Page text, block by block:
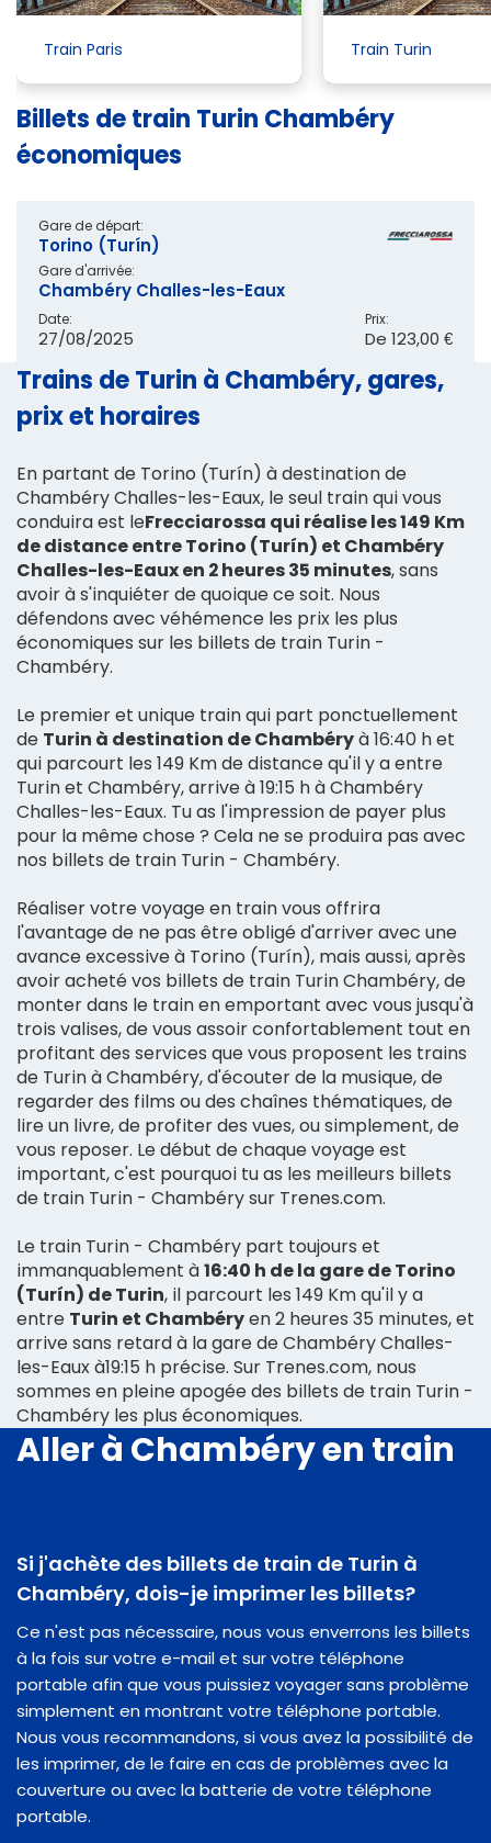
Train Paris Train Turin
Billets de train Turin Chambéry
économiques
Gare de départ:
Torino (Turín)
Gare d'arrivée:
Chambéry Challes-les-Eaux
Date:
27/08/2025
Prix:
De 123,00 €
Trains de Turin à Chambéry, gares,
prix et horaires
En partant de Torino (Turín) à destination de
Chambéry Challes-les-Eaux, le seul train qui vous
conduira est leFrecciarossa qui réalise les 149 Km
de distance entre Torino (Turín) et Chambéry
Challes-les-Eaux en 2 heures 35 minutes, sans
avoir à s'inquiéter de quoique ce soit. Nous
défendons avec véhémence les prix les plus
économiques sur les billets de train Turin -
Chambéry.
Le premier et unique train qui part ponctuellement
de Turin à destination de Chambéryà 16:40 h et
qui parcourt les 149 Km de distance qu'il y a entre
Turin et Chambéry, arrive à 19:15 h à Chambéry
Challes-les-Eaux. Tu as l'impression de payer plus
pour la même chose ? Cela ne se produira pas avec
nos billets de train Turin - Chambéry.
Réaliser votre voyage en train vous offrira
l'avantage de ne pas être obligé d'arriver avec une
avance excessive à Torino (Turín), mais aussi, après
avoir acheté vos billets de train Turin Chambéry, de
monter dans le train en emportant avec vous jusqu'à
trois valises, de vous assoir confortablement tout en
profitant des services que vous proposent les trains
de Turin à Chambéry, d'écouter de la musique, de
regarder des films ou des chaînes thématiques, de
lire un livre, de profiter des vues, ou simplement, de
vous reposer. Le début de chaque voyage est
important, c'est pourquoi tu as les meilleurs billets
de train Turin - Chambéry sur Trenes.com.
Le train Turin - Chambéry part toujours et
immanquablement à16:40 h de la gare de Torino
(Turín) de Turin, il parcourt les 149 Km qu'il y a
entre Turin et Chambéryen 2 heures 35 minutes, et
arrive sans retard à la gare de Chambéry Challes-
les-Eaux à19:15 h précise. Sur Trenes.com, nous
sommes en pleine apogée des billets de train Turin -
Chambéry les plus économiques.
Aller à Chambéry en train
Si j'achète des billets de train de Turin à
Chambéry, dois-je imprimer les billets?
Ce n'est pas nécessaire, nous vous enverrons les billets
à la fois sur votre e-mail et sur votre téléphone
portable afin que vous puissiez voyager sans problème
simplement en montrant votre téléphone portable.
Nous vous recommandons, si vous avez la possibilité de
les imprimer, de le faire en cas de problèmes avec la
couverture ou avec la batterie de votre téléphone
portable.